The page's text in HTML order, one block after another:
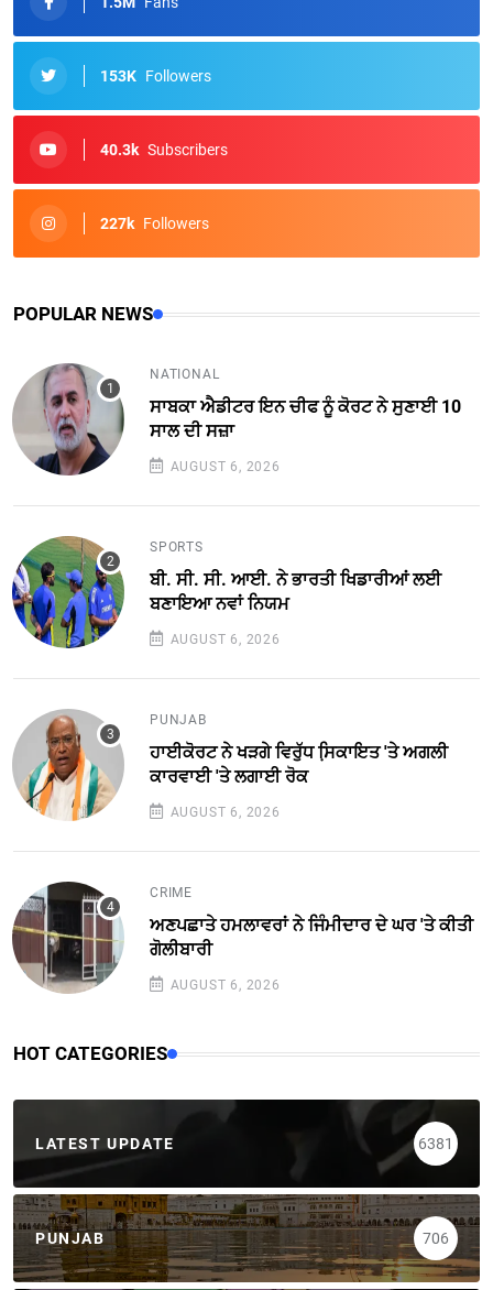
153K Followers
40.3k Subscribers
227k Followers
POPULAR NEWS
NATIONAL
ਸਾਬਕਾ ਐਡੀਟਰ ਇਨ ਚੀਫ ਨੂੰ ਕੋਰਟ ਨੇ ਸੁਣਾਈ 10
ਸਾਲ ਦੀ ਸਜ਼ਾ
AUGUST 6, 2026
SPORTS
ਬੀ. ਸੀ. ਸੀ. ਆਈ. ਨੇ ਭਾਰਤੀ ਖਿਡਾਰੀਆਂ ਲਈ
ਬਣਾਇਆ ਨਵਾਂ ਨਿਯਮ
AUGUST 6, 2026
PUNJAB
ਹਾਈਕੋਰਟ ਨੇ ਖੜਗੇ ਵਿਰੁੱਧ ਸਿ਼ਕਾਇਤ 'ਤੇ ਅਗਲੀ
ਕਾਰਵਾਈ 'ਤੇ ਲਗਾਈ ਰੋਕ
AUGUST 6, 2026
CRIME
ਅਣਪਛਾਤੇ ਹਮਲਾਵਰਾਂ ਨੇ ਜਿੰਮੀਦਾਰ ਦੇ ਘਰ 'ਤੇ ਕੀਤੀ
ਗੋਲੀਬਾਰੀ
AUGUST 6, 2026
HOT CATEGORIES
LATEST UPDATE 6381
PUNJAB 706